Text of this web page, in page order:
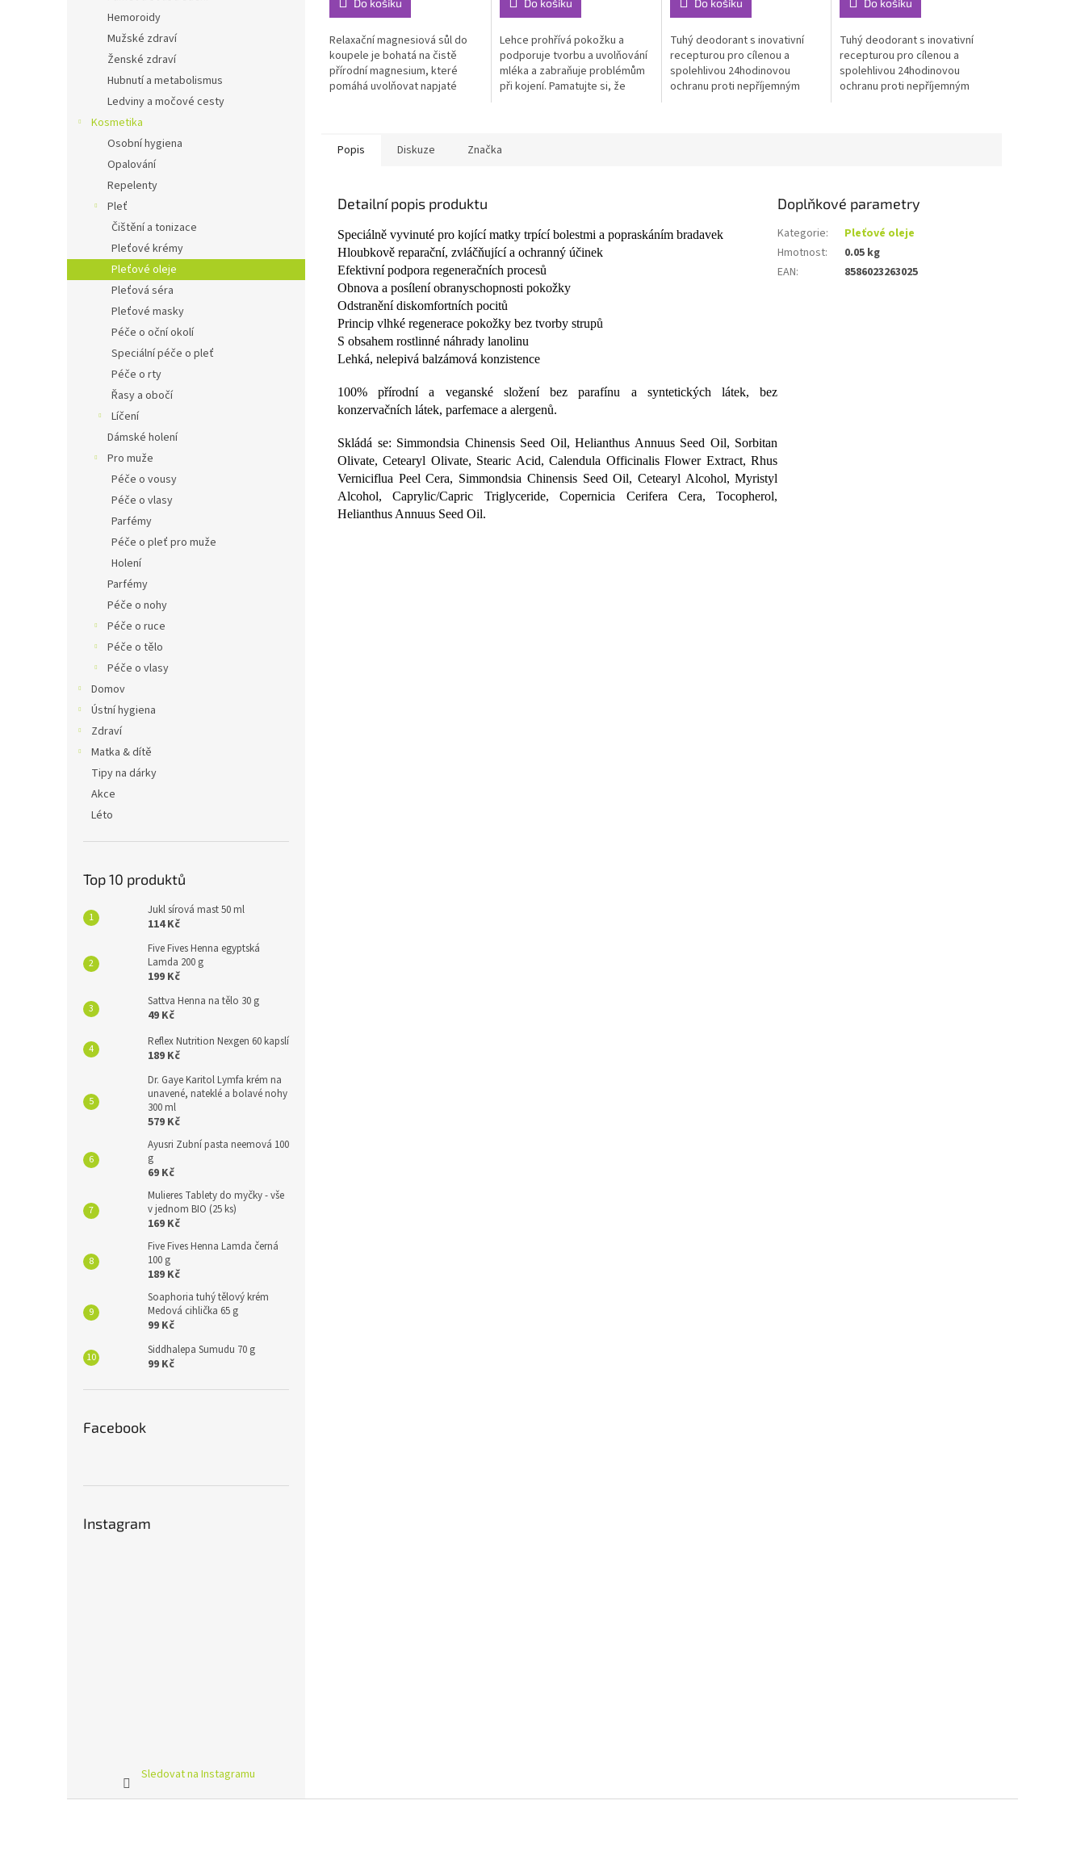
Hemoroidy
Mužské zdraví
Ženské zdraví
Hubnutí a metabolismus
Ledviny a močové cesty
Kosmetika
Osobní hygiena
Opalování
Repelenty
Pleť
Čištění a tonizace
Pleťové krémy
Pleťové oleje
Pleťová séra
Pleťové masky
Péče o oční okolí
Speciální péče o pleť
Péče o rty
Řasy a obočí
Líčení
Dámské holení
Pro muže
Péče o vousy
Péče o vlasy
Parfémy
Péče o pleť pro muže
Holení
Parfémy
Péče o nohy
Péče o ruce
Péče o tělo
Péče o vlasy
Domov
Ústní hygiena
Zdraví
Matka & dítě
Tipy na dárky
Akce
Léto
Top 10 produktů
Jukl sírová mast 50 ml
114 Kč
Five Fives Henna egyptská
Lamda 200 g
199 Kč
Sattva Henna na tělo 30 g
49 Kč
Reflex Nutrition Nexgen 60 kapslí
189 Kč
Dr. Gaye Karitol Lymfa krém na
unavené, nateklé a bolavé nohy
300 ml
579 Kč
Ayusri Zubní pasta neemová 100
g
69 Kč
Mulieres Tablety do myčky - vše
v jednom BIO (25 ks)
169 Kč
Five Fives Henna Lamda černá
100 g
189 Kč
Soaphoria tuhý tělový krém
Medová cihlička 65 g
99 Kč
Siddhalepa Sumudu 70 g
99 Kč
Facebook
Instagram
Sledovat na Instagramu
z
5
hvězdiček.
Do košíku
Relaxační magnesiová sůl do
koupele je bohatá na čistě
přírodní magnesium, které
pomáhá uvolňovat napjaté
z
5
hvězdiček.
Do košíku
Lehce prohřívá pokožku a
podporuje tvorbu a uvolňování
mléka a zabraňuje problémům
při kojení. Pamatujte si, že
z
5
hvězdiček.
Do košíku
Tuhý deodorant s inovativní
recepturou pro cílenou a
spolehlivou 24hodinovou
ochranu proti nepříjemným
z
5
hvězdiček.
Do košíku
Tuhý deodorant s inovativní
recepturou pro cílenou a
spolehlivou 24hodinovou
ochranu proti nepříjemným
Popis Diskuze Značka
Detailní popis produktu
Speciálně vyvinuté pro kojící matky trpící bolestmi a popraskáním bradavek
Hloubkově reparační, zvláčňující a ochranný účinek
Efektivní podpora regeneračních procesů
Obnova a posílení obranyschopnosti pokožky
Odstranění diskomfortních pocitů
Princip vlhké regenerace pokožky bez tvorby strupů
S obsahem rostlinné náhrady lanolinu
Lehká, nelepivá balzámová konzistence
100% přírodní a veganské složení bez parafínu a syntetických látek, bez
konzervačních látek, parfemace a alergenů.
Skládá se: Simmondsia Chinensis Seed Oil, Helianthus Annuus Seed Oil, Sorbitan
Olivate, Cetearyl Olivate, Stearic Acid, Calendula Officinalis Flower Extract, Rhus
Verniciflua Peel Cera, Simmondsia Chinensis Seed Oil, Cetearyl Alcohol, Myristyl
Alcohol, Caprylic/Capric Triglyceride, Copernicia Cerifera Cera, Tocopherol,
Helianthus Annuus Seed Oil.
Doplňkové parametry
Kategorie:
Pleťové oleje
Hmotnost:
0.05 kg
EAN: 8586023263025